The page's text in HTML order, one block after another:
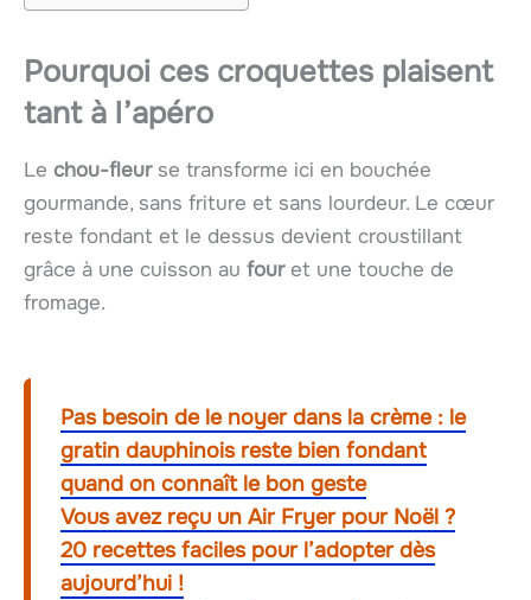
Pourquoi ces croquettes plaisent
tant à l’apéro
Le chou-fleurse transforme ici en bouchée
gourmande, sans friture et sans lourdeur. Le cœur
reste fondant et le dessus devient croustillant
grâce à une cuisson au fouret une touche de
fromage.
Pas besoin de le noyer dans la crème : le
gratin dauphinois reste bien fondant
quand on connaît le bon geste
Vous avez reçu un Air Fryer pour Noël ?
20 recettes faciles pour l’adopter dès
aujourd’hui !